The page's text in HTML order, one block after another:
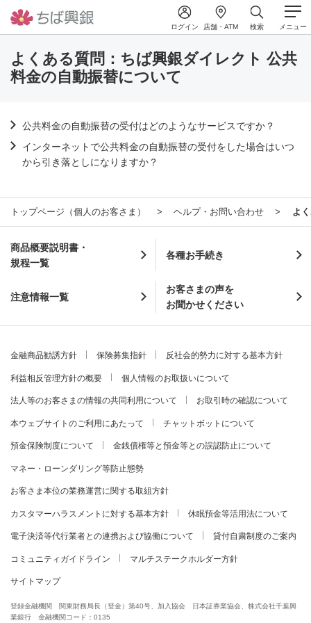
ログイン 店舗・ATM 検索 メニュー
よくある質問：ちば興銀ダイレクト 公共
料金の自動振替について
公共料金の自動振替の受付はどのようなサービスですか？
インターネットで公共料金の自動振替の受付をした場合はいつ
から引き落としになりますか？
トップページ（個人のお客さま） ヘルプ・お問い合わせ よ
商品概要説明書・
規程一覧
各種お手続き
注意情報一覧
お客さまの声を
お聞かせください
金融商品勧誘方針 保険募集指針 反社会的勢力に対する基本方針
利益相反管理方針の概要 個人情報のお取扱いについて
法人等のお客さまの情報の共同利用について お取引時の確認について
本ウェブサイトのご利用にあたって チャットボットについて
預金保険制度について 金銭債権等と預金等との誤認防止について
マネー・ローンダリング等防止態勢
お客さま本位の業務運営に関する取組方針
カスタマーハラスメントに対する基本方針 休眠預金等活用法について
電子決済等代行業者との連携および協働について 貸付自粛制度のご案内
コミュニティガイドライン マルチステークホルダー方針
サイトマップ
登録金融機関 関東財務局長（登金）第40号、加入協会 日本証券業協会、株式会社千葉興
業銀行 金融機関コード：0135